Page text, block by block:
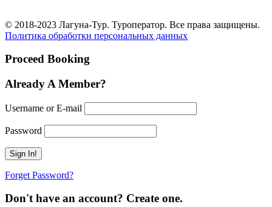
© 2018-2023 Лагуна-Тур. Туроператор. Все права защищены.
Политика обработки персональных данных
Proceed Booking
Already A Member?
Username or E-mail
Password
Forget Password?
Don't have an account? Create one.